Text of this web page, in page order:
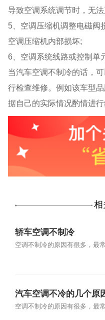
导致空调系统调节时，无
5、空调压缩机调整电磁阀
空调压缩机内部损坏;
6、空调系统线路或控制单
当汽车空调不制冷的话，
行检查维修。例如该车型
据自己的实际情况酌情进行
相
轿车空调不制冷
空调不制冷的原因有很多，最
汽车空调不冷的几个原
空调不制冷的原因有很多，最